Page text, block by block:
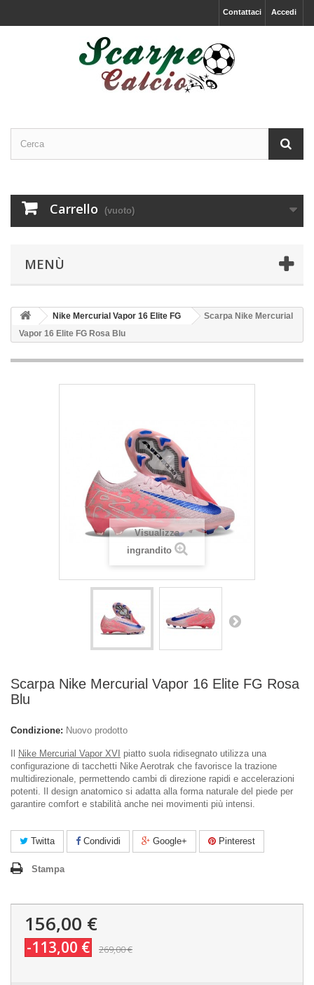
Accedi
Contattaci
Carrello (vuoto)
MENÙ
Nike Mercurial Vapor 16 Elite FG
Scarpa Nike Mercurial
Vapor 16 Elite FG Rosa Blu
Visualizza
ingrandito
Scarpa Nike Mercurial Vapor 16 Elite FG Rosa
Blu
Condizione: Nuovo prodotto
Nike Mercurial Vapor XVI piatto suola ridisegnato utilizza una
configurazione di tacchetti Nike Aerotrak che favorisce la trazione
multidirezionale, permettendo cambi di direzione rapidi e accelerazioni
potenti. Il design anatomico si adatta alla forma naturale del piede per
garantire comfort e stabilità anche nei movimenti più intensi.
Twitta Condividi Google+ Pinterest
Stampa
156,00 €
-113,00 € 269,00 €